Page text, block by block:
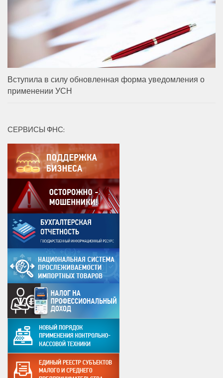
Вступила в силу обновленная форма уведомления о
применении УСН
СЕРВИСЫ ФНС: